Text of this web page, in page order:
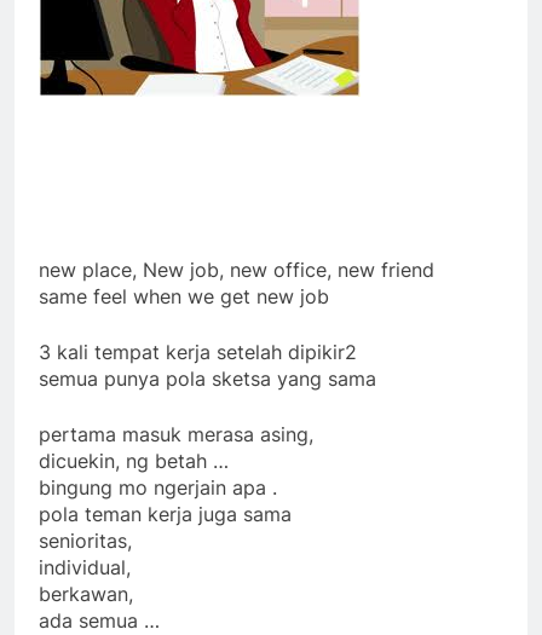
new place, New job, new office, new friend
same feel when we get new job
3 kali tempat kerja setelah dipikir2
semua punya pola sketsa yang sama
pertama masuk merasa asing,
dicuekin, ng betah …
bingung mo ngerjain apa .
pola teman kerja juga sama
senioritas,
individual,
berkawan,
ada semua …